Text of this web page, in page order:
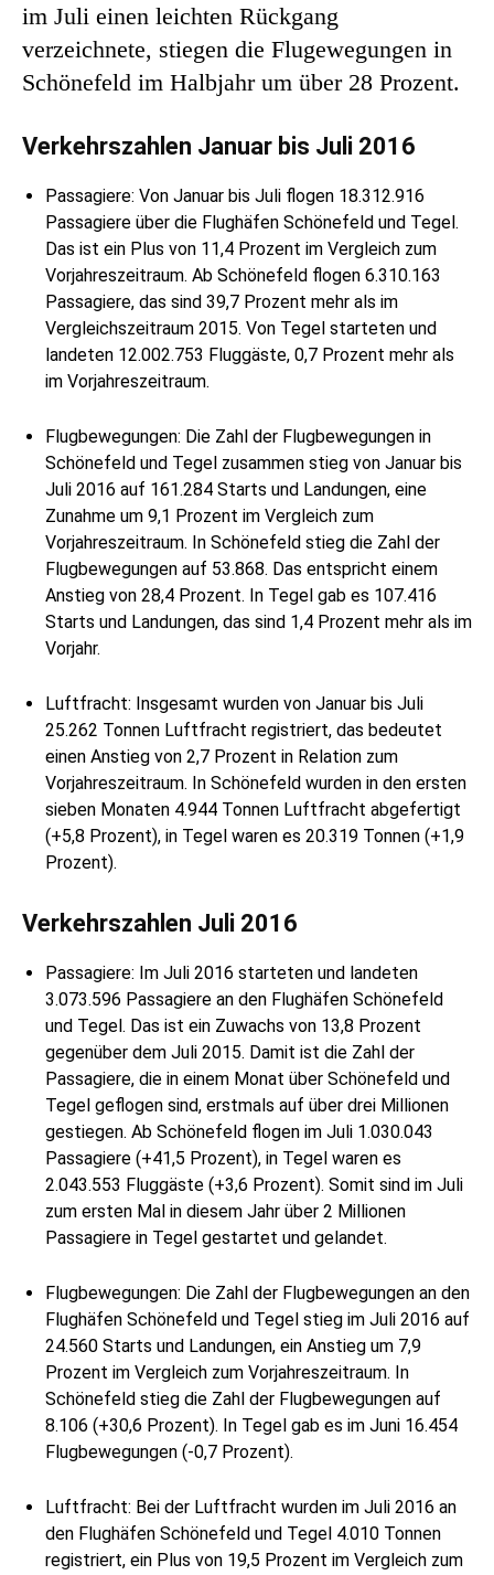
im Juli einen leichten Rückgang
verzeichnete, stiegen die Flugewegungen in
Schönefeld im Halbjahr um über 28 Prozent.
Verkehrszahlen Januar bis Juli 2016
Passagiere: Von Januar bis Juli flogen 18.312.916
Passagiere über die Flughäfen Schönefeld und Tegel.
Das ist ein Plus von 11,4 Prozent im Vergleich zum
Vorjahreszeitraum. Ab Schönefeld flogen 6.310.163
Passagiere, das sind 39,7 Prozent mehr als im
Vergleichszeitraum 2015. Von Tegel starteten und
landeten 12.002.753 Fluggäste, 0,7 Prozent mehr als
im Vorjahreszeitraum.
Flugbewegungen: Die Zahl der Flugbewegungen in
Schönefeld und Tegel zusammen stieg von Januar bis
Juli 2016 auf 161.284 Starts und Landungen, eine
Zunahme um 9,1 Prozent im Vergleich zum
Vorjahreszeitraum. In Schönefeld stieg die Zahl der
Flugbewegungen auf 53.868. Das entspricht einem
Anstieg von 28,4 Prozent. In Tegel gab es 107.416
Starts und Landungen, das sind 1,4 Prozent mehr als im
Vorjahr.
Luftfracht: Insgesamt wurden von Januar bis Juli
25.262 Tonnen Luftfracht registriert, das bedeutet
einen Anstieg von 2,7 Prozent in Relation zum
Vorjahreszeitraum. In Schönefeld wurden in den ersten
sieben Monaten 4.944 Tonnen Luftfracht abgefertigt
(+5,8 Prozent), in Tegel waren es 20.319 Tonnen (+1,9
Prozent).
Verkehrszahlen Juli 2016
Passagiere: Im Juli 2016 starteten und landeten
3.073.596 Passagiere an den Flughäfen Schönefeld
und Tegel. Das ist ein Zuwachs von 13,8 Prozent
gegenüber dem Juli 2015. Damit ist die Zahl der
Passagiere, die in einem Monat über Schönefeld und
Tegel geflogen sind, erstmals auf über drei Millionen
gestiegen. Ab Schönefeld flogen im Juli 1.030.043
Passagiere (+41,5 Prozent), in Tegel waren es
2.043.553 Fluggäste (+3,6 Prozent). Somit sind im Juli
zum ersten Mal in diesem Jahr über 2 Millionen
Passagiere in Tegel gestartet und gelandet.
Flugbewegungen: Die Zahl der Flugbewegungen an den
Flughäfen Schönefeld und Tegel stieg im Juli 2016 auf
24.560 Starts und Landungen, ein Anstieg um 7,9
Prozent im Vergleich zum Vorjahreszeitraum. In
Schönefeld stieg die Zahl der Flugbewegungen auf
8.106 (+30,6 Prozent). In Tegel gab es im Juni 16.454
Flugbewegungen (-0,7 Prozent).
Luftfracht: Bei der Luftfracht wurden im Juli 2016 an
den Flughäfen Schönefeld und Tegel 4.010 Tonnen
registriert, ein Plus von 19,5 Prozent im Vergleich zum